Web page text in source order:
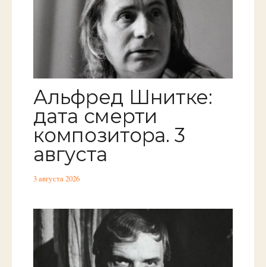
Альфред Шнитке:
дата смерти
композитора. 3
августа
3 августа 2026